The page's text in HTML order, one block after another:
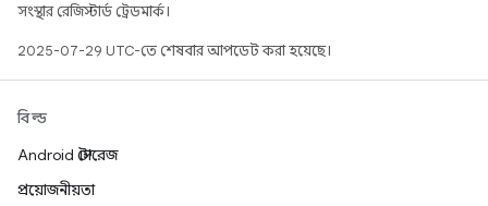
সংস্থার রেজিস্টার্ড ট্রেডমার্ক।
2025-07-29 UTC-তে শেষবার আপডেট করা হয়েছে।
বিল্ড
Android স্টোরেজ
প্রয়োজনীয়তা